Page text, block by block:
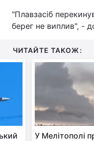
"Плавзасіб
берег не виплив", -
ЧИТАЙТЕ ТАКОЖ:
У Мелітополі